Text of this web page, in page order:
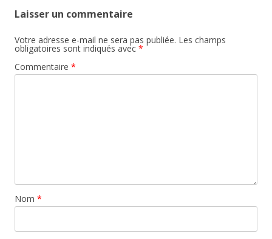
Laisser un commentaire
Votre adresse e-mail ne sera pas publiée. Les champs
obligatoires sont indiqués avec *
Commentaire *
Nom *